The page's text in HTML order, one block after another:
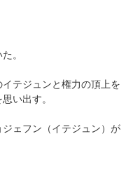
。
テジュンと権力の頂上を
い出す。
ェフン（イテジュン）が